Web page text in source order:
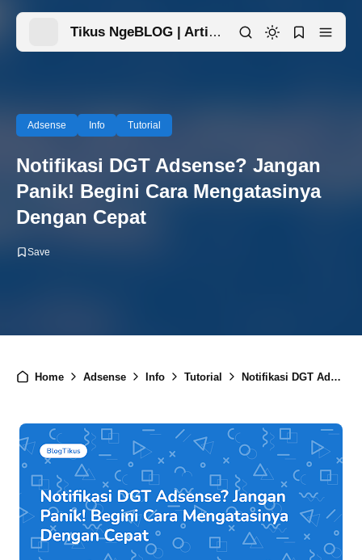
Tikus NgeBLOG | Artikel Menarik Ada Disini
Adsense Info Tutorial
Notifikasi DGT Adsense? Jangan
Panik! Begini Cara Mengatasinya
Dengan Cepat
Home Adsense Info Tutorial Notifikasi DGT Adsense? Jangan Panik! Begini Cara Mengatasinya Dengan Cepat